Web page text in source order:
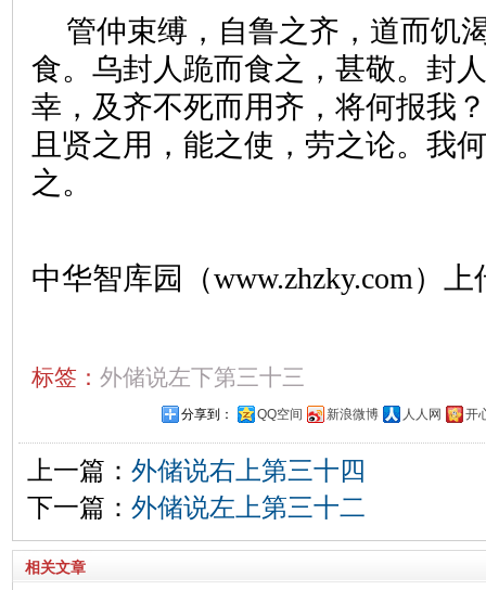
管仲束缚，自鲁之齐，道而饥
食。乌封人跪而食之，甚敬。封
幸，及齐不死而用齐，将何报我
且贤之用，能之使，劳之论。我
之。
中华智库园（www.zhzky.com）上
标签： 外储说左下第三十三
分享到： QQ空间 新浪微博 人人网 开
上一篇： 外储说右上第三十四
下一篇： 外储说左上第三十二
相关文章